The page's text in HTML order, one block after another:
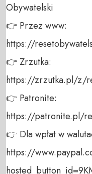
Obywatelski
👉 Przez www:
https://
👉 Zrzutka:
https://zrzutka.pl/z/
👉 Patronite:
https://patronite.pl/
👉 Dla wpłat w
https://